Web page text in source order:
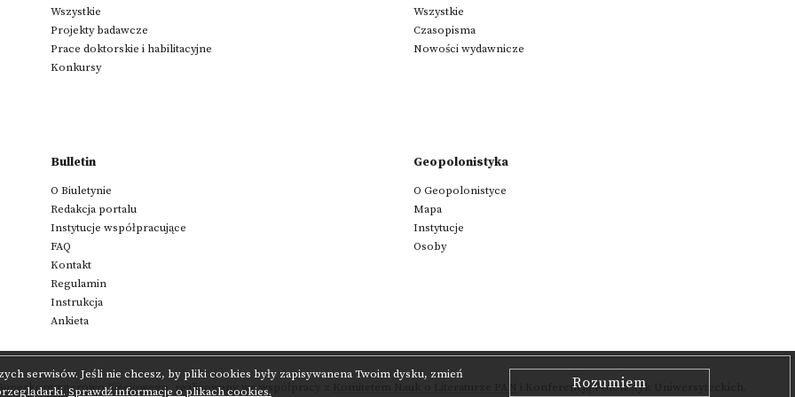
serwisów. Jeśli nie chcesz, by pliki cookies były zapisywanena Twoim dysku, zmień
Sprawdź informacje o plikach cookies. Rozumiem
Wszystkie
Projekty badawcze
Prace doktorskie i habilitacyjne
Konkursy
Wszystkie
Czasopisma
Nowości wydawnicze
Bulletin
O Biuletynie
Redakcja portalu
Instytucje współpracujące
FAQ
Kontakt
Regulamin
Instrukcja
Ankieta
Geopolonistyka
O Geopolonistyce
Mapa
Instytucje
Osoby
Sieciowego,realizowany we współpracy z i Konferencją Polonistyk Uniwersyteckich.